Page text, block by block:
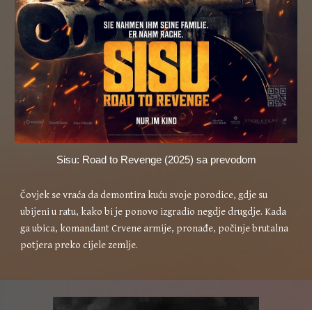
Sisu: Road to Revenge (2025) sa prevodom
Čovjek se vraća da demontira kuću svoje porodice, gdje su
ubijeni u ratu, kako bi je ponovo izgradio negdje drugdje. Kada
ga ubica, komandant Crvene armije, pronađe, počinje brutalna
potjera preko cijele zemlje.